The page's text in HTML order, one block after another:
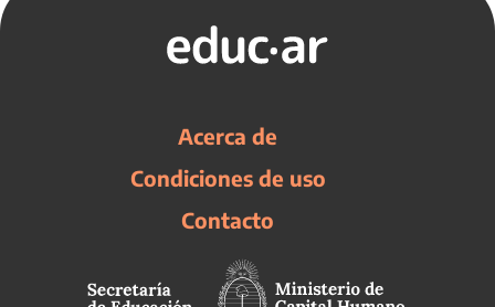
Acerca de
Condiciones de uso
Contacto